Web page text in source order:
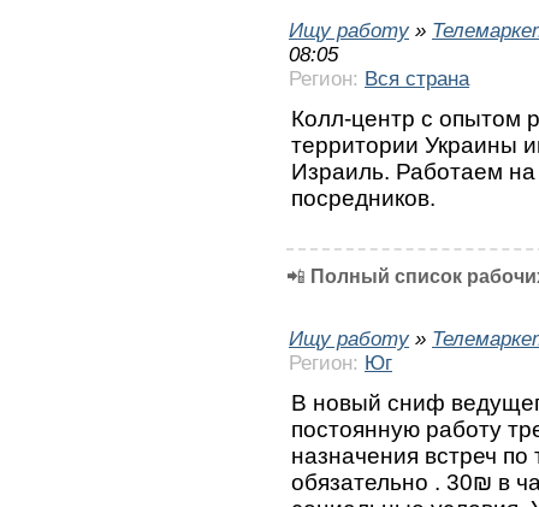
Ищу работу »
08:05
Регион: Вся страна
Колл-центр с опытом
территории Украины
Израиль. Работаем
посредников.
📲 Полный список
Ищу работу »
Регион: Юг
В новый сниф
постоянную работу
назначения встреч
обязательно . 30₪ в